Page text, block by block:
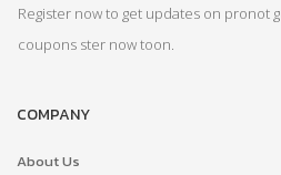
Register now to get updates on pronot
coupons ster now toon.
COMPANY
About Us